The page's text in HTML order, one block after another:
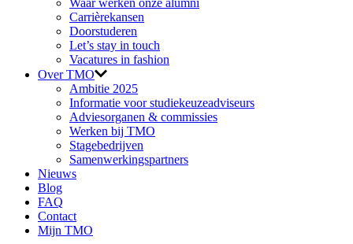
Waar werken onze alumni
Carrièrekansen
Doorstuderen
Let’s stay in touch
Vacatures in fashion
Over TMO
Ambitie 2025
Informatie voor studiekeuzeadviseurs
Adviesorganen & commissies
Werken bij TMO
Stagebedrijven
Samenwerkingspartners
Nieuws
Blog
FAQ
Contact
Mijn TMO